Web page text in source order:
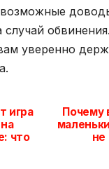
уверенно
Почему
не
игра
что